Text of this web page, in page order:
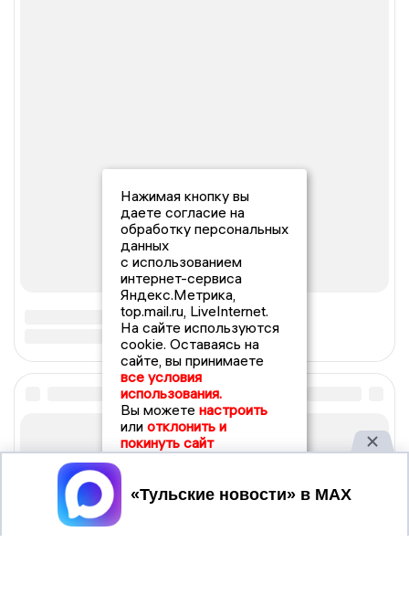
Нажимая кнопку вы
даете согласие на
обработку персональных
данных
с использованием
интернет-сервиса
Яндекс.Метрика,
top.mail.ru, LiveInternet.
На сайте используются
cookie. Оставаясь на
сайте, вы принимаете
все условия
использования.
Вы можете настроить
или отклонить и
покинуть сайт
Принять